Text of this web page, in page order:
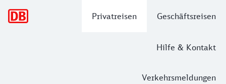
Privatreisen Geschäftsreisen
Hilfe & Kontakt
Verkehrsmeldungen